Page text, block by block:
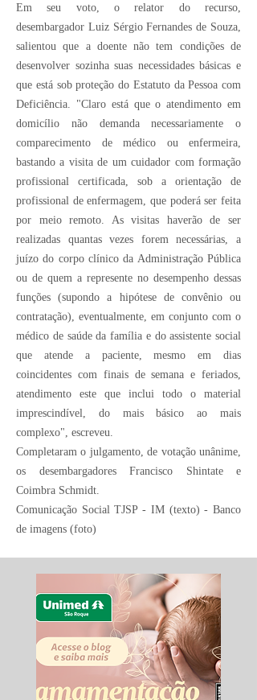
Em seu voto, o relator do recurso,
desembargador Luiz Sérgio Fernandes de Souza,
salientou que a doente não tem condições de
desenvolver sozinha suas necessidades básicas e
que está sob proteção do Estatuto da Pessoa com
Deficiência. "Claro está que o atendimento em
domicílio não demanda necessariamente o
comparecimento de médico ou enfermeira,
bastando a visita de um cuidador com formação
profissional certificada, sob a orientação de
profissional de enfermagem, que poderá ser feita
por meio remoto. As visitas haverão de ser
realizadas quantas vezes forem necessárias, a
juízo do corpo clínico da Administração Pública
ou de quem a represente no desempenho dessas
funções (supondo a hipótese de convênio ou
contratação), eventualmente, em conjunto com o
médico de saúde da família e do assistente social
que atende a paciente, mesmo em dias
coincidentes com finais de semana e feriados,
atendimento este que inclui todo o material
imprescindível, do mais básico ao mais
complexo", escreveu.
Completaram o julgamento, de votação unânime,
os desembargadores Francisco Shintate e
Coimbra Schmidt.
Comunicação Social TJSP - IM (texto) - Banco
de imagens (foto)